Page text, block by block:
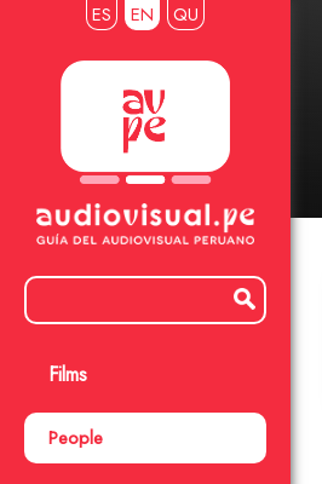
ES EN QU
Films
People